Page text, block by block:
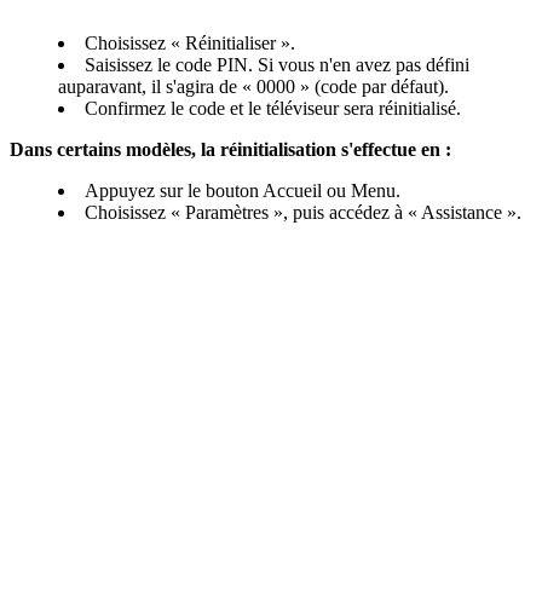
Choisissez « Réinitialiser ».
Saisissez le code PIN. Si vous n'en avez pas défini
auparavant, il s'agira de « 0000 » (code par défaut).
Confirmez le code et le téléviseur sera réinitialisé.
Dans certains modèles, la réinitialisation s'effectue en :
Appuyez sur le bouton Accueil ou Menu.
Choisissez « Paramètres », puis accédez à « Assistance ».